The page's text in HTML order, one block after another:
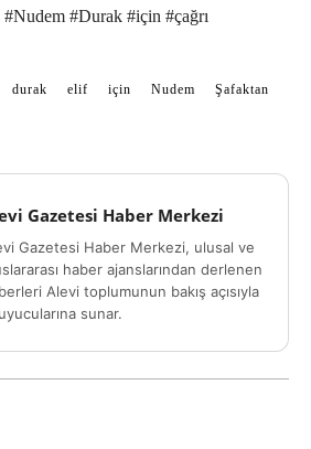
#Durak #için #çağrı
durak elif için Nudem Şafaktan
Gazetesi Haber Merkezi
Gazetesi Haber Merkezi, ulusal ve
haber ajanslarından derlenen
Alevi toplumunun bakış açısıyla
sunar.